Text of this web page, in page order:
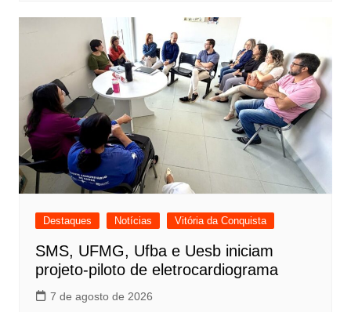
Destaques Notícias Vitória da Conquista
SMS, UFMG, Ufba e Uesb iniciam
projeto-piloto de eletrocardiograma
7 de agosto de 2026